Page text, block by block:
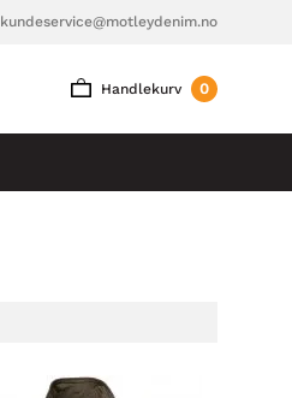
kundeservice@motleydenim.no
Handlekurv 0